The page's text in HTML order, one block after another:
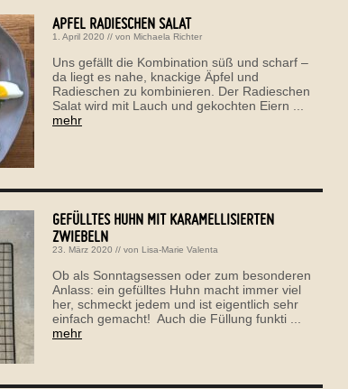
APFEL RADIESCHEN SALAT
1. April 2020 // von Michaela Richter
Uns gefällt die Kombination süß und scharf –
da liegt es nahe, knackige Äpfel und
Radieschen zu kombinieren. Der Radieschen
Salat wird mit Lauch und gekochten Eiern ...
mehr
GEFÜLLTES HUHN MIT KARAMELLISIERTEN
ZWIEBELN
23. März 2020 // von Lisa-Marie Valenta
Ob als Sonntagsessen oder zum besonderen
Anlass: ein gefülltes Huhn macht immer viel
her, schmeckt jedem und ist eigentlich sehr
einfach gemacht! Auch die Füllung funkti ...
mehr